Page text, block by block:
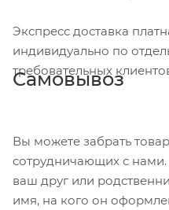
Экспресс доставка
индивидуально по
требовательных
Самовывоз
Вы можете забрать
сотрудничающих с
ваш друг или
имя, на кого он